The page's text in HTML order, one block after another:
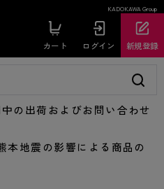
KADOKAWA Group
カート ログイン 新規登録
出荷およびお問い合わせ
地震の影響による商品の